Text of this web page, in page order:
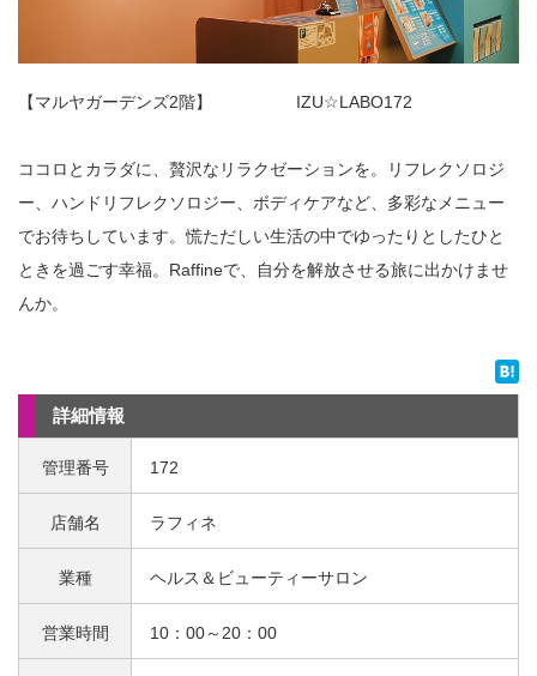
【マルヤガーデンズ2階】 IZU☆LABO172
ココロとカラダに、贅沢なリラクゼーションを。リフレクソロジ
ー、ハンドリフレクソロジー、ボディケアなど、多彩なメニュー
でお待ちしています。慌ただしい生活の中でゆったりとしたひと
ときを過ごす幸福。Raffineで、自分を解放させる旅に出かけませ
んか。
詳細情報
管理番号 172
店舗名 ラフィネ
業種 ヘルス＆ビューティーサロン
営業時間 10：00～20：00